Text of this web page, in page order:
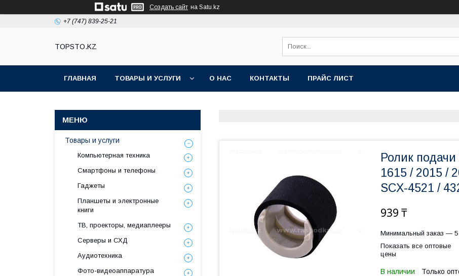
Создать сайт на Satu.kz
+7 (747) 839-25-21
TOPSTO.KZ
ГЛАВНАЯ ТОВАРЫ И УСЛУГИ О НАС КОНТАКТЫ ПРАЙС ЛИСТ
Ролик
1615 / 2015 /
SCX-4521 /
939 ₸
Минимальный заказ —
Показать все оптовые
цены
В наличии Только
Товары и услуги
Компьютерная техника
Смартфоны и телефоны
Гаджеты
Планшеты и электронные
книги
ТВ, проекторы, медиаплееры
Серверы и СХД
Аудиотехника
Фото-видеоаппаратура